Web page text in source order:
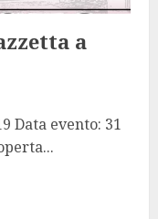
a
Data evento: 31